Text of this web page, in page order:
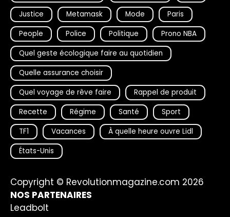
Justice
Metamask Mode
Paris
People
Police Politique
Prono NBA
Quel geste écologique faire au quotidien
Quelle assurance choisir
Quel voyage de rêve faire
Rappel de produit
Recette
Régime Santé
Sport
TF1
Vacances
À quelle heure ouvre Lidl
États-Unis
Copyright © Revolutionmagazine.com 2026
NOS PARTENAIRES
Leadbolt